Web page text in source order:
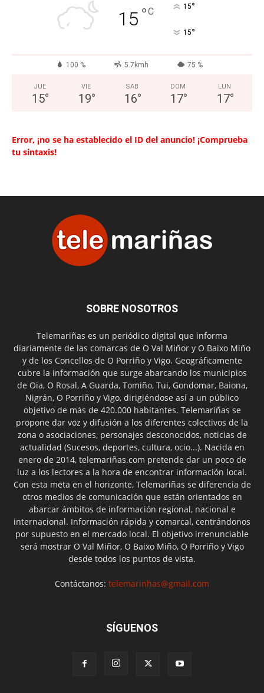
15 °C 15°
15°
100 % 5.7kmh 75 %
JUE
15°
VIE
19°
SAB
16°
DOM
17°
LUN
17°
Error, ¡no se ha establecido el ID del anuncio! ¡Comprueba
tu sintaxis!
SOBRE NOSOTROS
Telemariñas es un periódico digital que informa
diariamente de las comarcas de O Val Miñor y O Baixo Miño
y de los Concellos de O Porriño y Vigo. Geográficamente
cubre la información que surge abarcando los municipios
de Oia, O Rosal, A Guarda, Tomiño, Tui, Gondomar, Baiona,
Nigrán, O Porriño y Vigo, dirigiéndose así a un público
objetivo de más de 420.000 habitantes. Telemariñas se
propone dar voz y difusión a los diferentes colectivos de la
zona o asociaciones, personajes desconocidos, noticias de
actualidad (Sucesos, deportes, cultura, ocio...). Nacida en
enero de 2014, telemariñas.com pretende dar un poco de
luz a los lectores a la hora de encontrar información local.
Con esta meta en el horizonte, Telemariñas se diferencia de
otros medios de comunicación que están orientados en
abarcar ámbitos de información regional, nacional e
internacional. Información rápida y comarcal, centrándonos
por supuesto en el mercado local. El objetivo irrenunciable
será mostrar O Val Miñor, O Baixo Miño, O Porriño y Vigo
desde todos los puntos de vista.
Contáctanos: telemarinhas@gmail.com
SÍGUENOS